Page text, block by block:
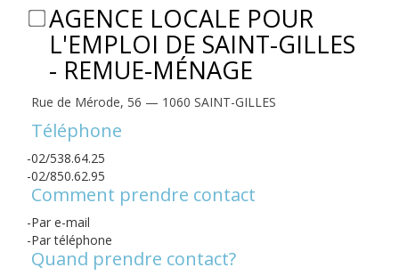
AGENCE LOCALE POUR
L'EMPLOI DE SAINT-GILLES
- REMUE-MÉNAGE
Rue de Mérode, 56 — 1060 SAINT-GILLES
Téléphone
02/538.64.25
02/850.62.95
Comment prendre contact
Par e-mail
Par téléphone
Quand prendre contact?